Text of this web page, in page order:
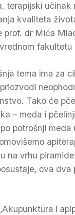
terapijski učinak
kvaliteta
prof. dr Mića
fakultetu
tema ima za
Tako će
– meda i
potrošnji
na vrhu
ova dva
i